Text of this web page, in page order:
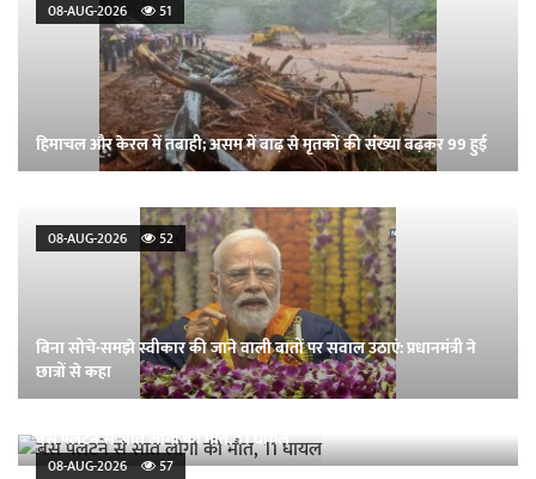
08-AUG-2026 51
हिमाचल और केरल में तबाही; असम में बाढ़ से मृतकों की संख्या बढ़कर 99 हुई
08-AUG-2026 52
बिना सोचे-समझे स्वीकार की जाने वाली बातों पर सवाल उठाएं: प्रधानमंत्री ने
छात्रों से कहा
08-AUG-2026 57
बस पलटने से सात लोगों की मौत, 11 घायल